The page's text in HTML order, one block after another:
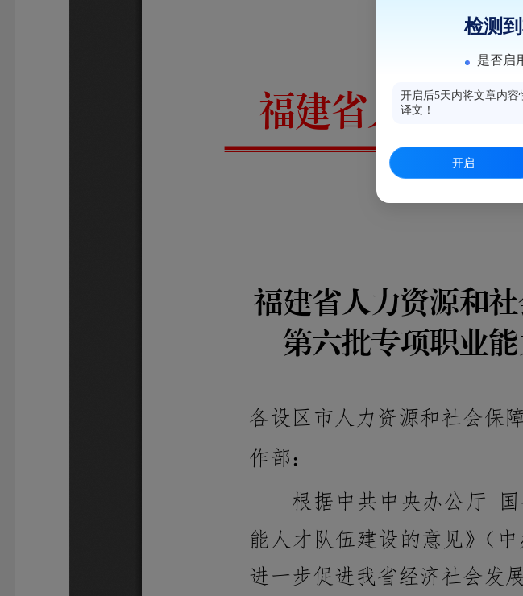
检测
是否启
开启后5天内将文章内
译文！
开启